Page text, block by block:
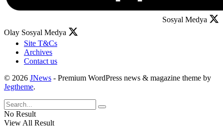
Sosyal Medya
Olay Sosyal Medya
Site T&Cs
Archives
Contact us
© 2026 JNews - Premium WordPress news & magazine theme by
Jegtheme.
No Result
View All Result